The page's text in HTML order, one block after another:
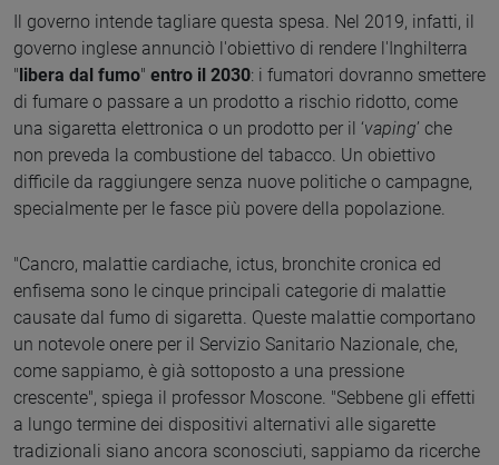
Il governo intende tagliare questa spesa. Nel 2019, infatti, il
governo inglese annunciò l'obiettivo di rendere l'Inghilterra
" libera dal fumo" entro il 2030: i fumatori dovranno smettere
di fumare o passare a un prodotto a rischio ridotto, come
una sigaretta elettronica o un prodotto per il ‘vaping’ che
non preveda la combustione del tabacco. Un obiettivo
difficile da raggiungere senza nuove politiche o campagne,
specialmente per le fasce più povere della popolazione.
"Cancro, malattie cardiache, ictus, bronchite cronica ed
enfisema sono le cinque principali categorie di malattie
causate dal fumo di sigaretta. Queste malattie comportano
un notevole onere per il Servizio Sanitario Nazionale, che,
come sappiamo, è già sottoposto a una pressione
crescente", spiega il professor Moscone. "Sebbene gli effetti
a lungo termine dei dispositivi alternativi alle sigarette
tradizionali siano ancora sconosciuti, sappiamo da ricerche